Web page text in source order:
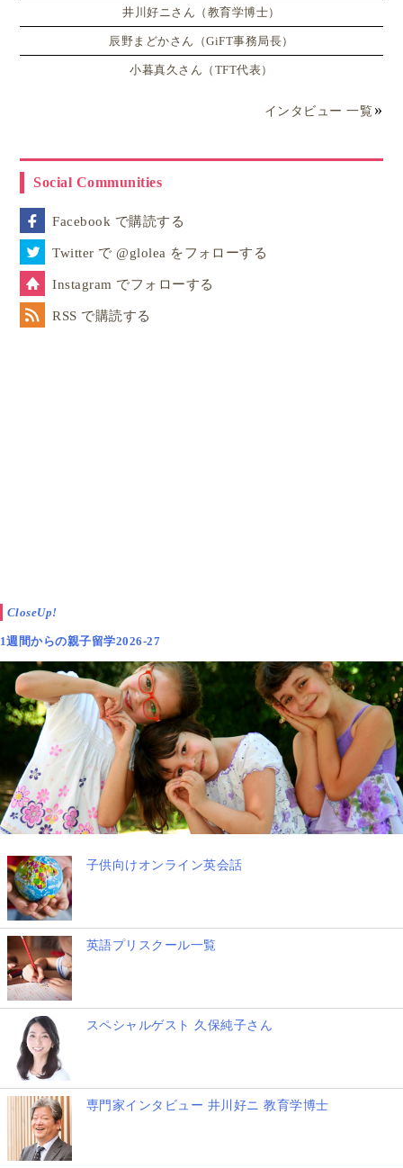
井川好ニさん（教育学博士）
辰野まどかさん（GiFT事務局長）
小暮真久さん（TFT代表）
インタビュー 一覧
Social Communities
Facebook で購読する
Twitter で @glolea をフォローする
Instagram でフォローする
RSS で購読する
CloseUp!
1週間からの親子留学2026-27
子供向けオンライン英会話
英語プリスクール一覧
スペシャルゲスト 久保純子さん
専門家インタビュー 井川好ニ 教育学博士